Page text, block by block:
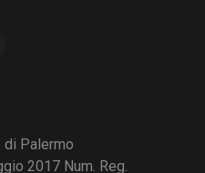
di Palermo
2017 Num. Reg.